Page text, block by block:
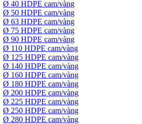
Ø 40 HDPE cam/vàng
Ø 50 HDPE cam/vàng
Ø 63 HDPE cam/vàng
Ø 75 HDPE cam/vàng
Ø 90 HDPE cam/vàng
Ø 110 HDPE cam/vàng
Ø 125 HDPE cam/vàng
Ø 140 HDPE cam/vàng
Ø 160 HDPE cam/vàng
Ø 180 HDPE cam/vàng
Ø 200 HDPE cam/vàng
Ø 225 HDPE cam/vàng
Ø 250 HDPE cam/vàng
Ø 280 HDPE cam/vàng